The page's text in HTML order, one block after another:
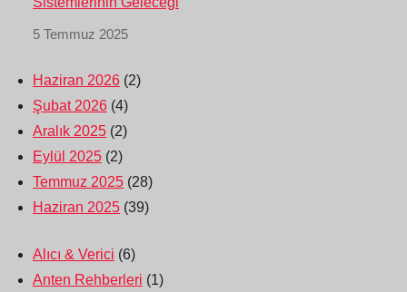
5 Temmuz 2025
Haziran 2026 (2)
Şubat 2026 (4)
Aralık 2025 (2)
Eylül 2025 (2)
Temmuz 2025 (28)
Haziran 2025 (39)
Alıcı & Verici (6)
Anten Rehberleri (1)